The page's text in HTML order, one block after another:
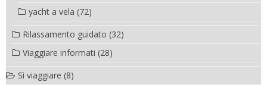
yacht a vela (72)
Rilassamento guidato (32)
Viaggiare informati (28)
Sì viaggiare (8)